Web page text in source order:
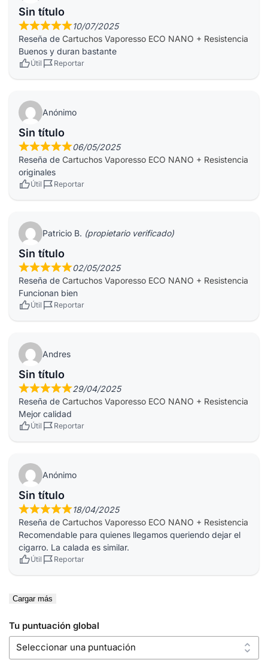
Sin título
10/07/2025
Reseña de Cartuchos Vaporesso ECO NANO + Resistencia
Buenos y duran bastante
Útil Reportar
Anónimo
Sin título
06/05/2025
Reseña de Cartuchos Vaporesso ECO NANO + Resistencia
originales
Útil Reportar
Patricio B. (propietario verificado)
Sin título
02/05/2025
Reseña de Cartuchos Vaporesso ECO NANO + Resistencia
Funcionan bien
Útil Reportar
Andres
Sin título
29/04/2025
Reseña de Cartuchos Vaporesso ECO NANO + Resistencia
Mejor calidad
Útil Reportar
Anónimo
Sin título
18/04/2025
Reseña de Cartuchos Vaporesso ECO NANO + Resistencia
Recomendable para quienes llegamos queriendo dejar el
cigarro. La calada es similar.
Útil Reportar
Cargar más
Tu puntuación global